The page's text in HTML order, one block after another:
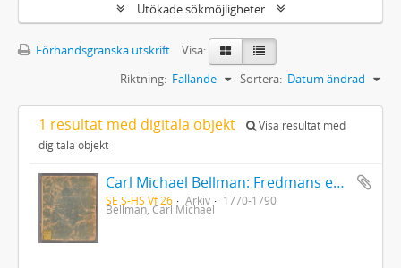
Utökade sökmöjligheter
Förhandsgranska utskrift
Visa:
Sortera: Datum ändrad
Riktning: Fallande
1 resultat med digitala objekt
Visa resultat med
digitala objekt
Carl Michael Bellman: Fredmans epistlar [Nechers ex.]. Ep. 1-50
SE S-HS Vf 26 Arkiv 1770-1790
Bellman, Carl Michael